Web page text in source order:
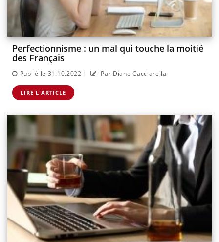
Perfectionnisme : un mal qui touche la moitié
des Français
Publié le 31.10.2022 | Par Diane Cacciarella
LIRE L'ARTICLE